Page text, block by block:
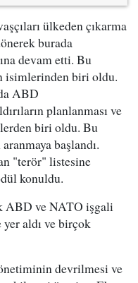
ülkeden çıkarma
burada
devam etti. Bu
isimlerinden biri oldu.
ABD
planlanması ve
biri oldu. Bu
başlandı.
"terör" listesine
konuldu.
ABD ve NATO işgali
yer aldı ve birçok
devrilmesi ve